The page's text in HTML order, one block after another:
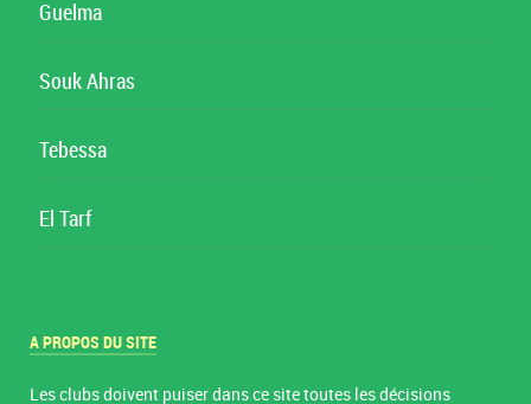
Guelma
Souk Ahras
Tebessa
El Tarf
A PROPOS DU SITE
Les clubs doivent puiser dans ce site toutes les décisions